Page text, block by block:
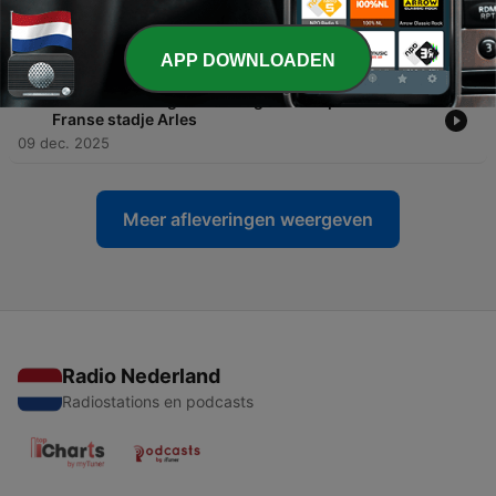
11 - Het volkse Valencia van de Spaanse zanger Nino
Bravo
16 dec. 2025
10 - Vincent van Gogh's verborgen voetsporen in het
Franse stadje Arles
09 dec. 2025
Meer afleveringen weergeven
Radio Nederland
Radiostations en podcasts
APP DOWNLOADEN